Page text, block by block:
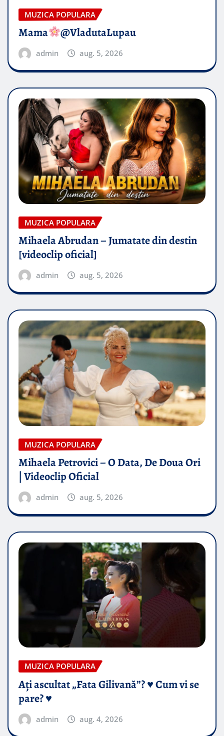
MUZICA POPULARA
Mama @VladutaLupau
admin aug. 5, 2026
MUZICA POPULARA
Mihaela Abrudan – Jumatate din destin
[videoclip oficial]
admin aug. 5, 2026
MUZICA POPULARA
Mihaela Petrovici – O Data, De Doua Ori
| Videoclip Oficial
admin aug. 5, 2026
MUZICA POPULARA
Ați ascultat „Fata Gilivană”? ♥️ Cum vi se
pare? ♥️
admin aug. 4, 2026